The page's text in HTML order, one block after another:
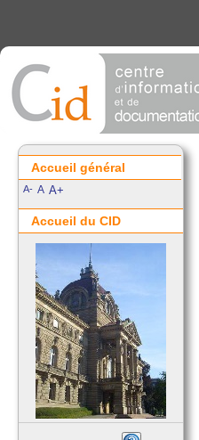
Accueil général
A- A A+
Accueil du CID